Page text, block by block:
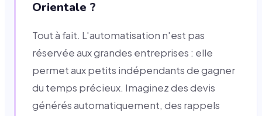
Orientale ?
Tout à fait. L'automatisation n'est pas
réservée aux grandes entreprises : elle
permet aux petits indépendants de gagner
du temps précieux. Imaginez des devis
générés automatiquement, des rappels